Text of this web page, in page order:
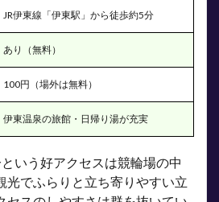
JR伊東線「伊東駅」から徒歩約5分
あり（無料）
100円（場外は無料）
伊東温泉の旅館・日帰り湯が充実
いう好アクセスは競輪場の中
光でふらりと立ち寄りやすい立